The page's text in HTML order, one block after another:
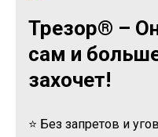
Трезор® –
сам и
захочет!
⭐ Без запретов и